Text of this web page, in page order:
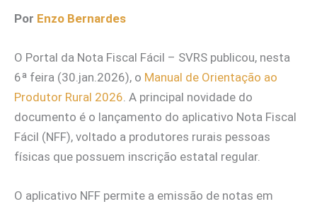
Por Enzo Bernardes
O Portal da Nota Fiscal Fácil – SVRS publicou, nesta
6ª feira (30.jan.2026), o Manual de Orientação ao
Produtor Rural 2026. A principal novidade do
documento é o lançamento do aplicativo Nota Fiscal
Fácil (NFF), voltado a produtores rurais pessoas
físicas que possuem inscrição estatal regular.
O aplicativo NFF permite a emissão de notas em